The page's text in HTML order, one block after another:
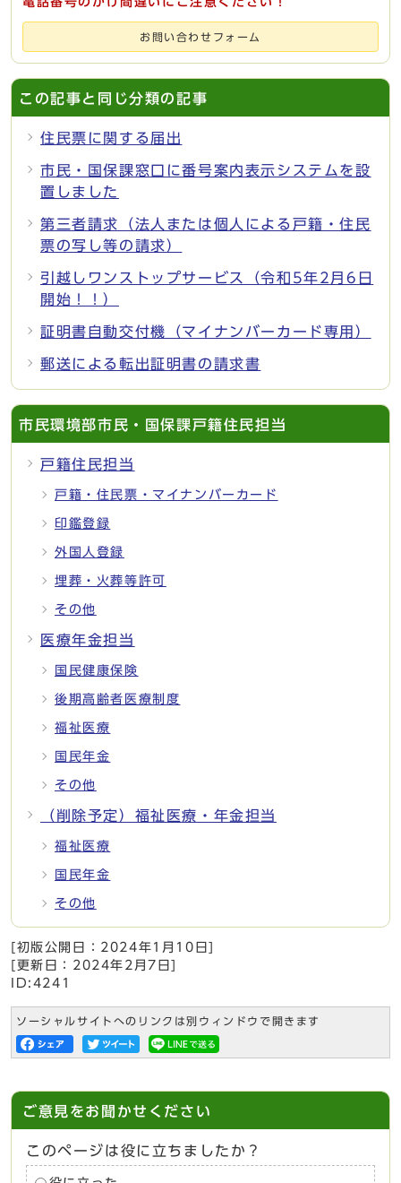
お問い合わせフォーム
この記事と同じ分類の記事
住民票に関する届出
市民・国保課窓口に番号案内表示システムを設
置しました
第三者請求（法人または個人による戸籍・住民
票の写し等の請求）
引越しワンストップサービス（令和5年2月6日
開始！！）
証明書自動交付機（マイナンバーカード専用）
郵送による転出証明書の請求書
市民環境部市民・国保課戸籍住民担当
戸籍住民担当
戸籍・住民票・マイナンバーカード
印鑑登録
外国人登録
埋葬・火葬等許可
その他
医療年金担当
国民健康保険
後期高齢者医療制度
福祉医療
国民年金
その他
（削除予定）福祉医療・年金担当
福祉医療
国民年金
その他
[初版公開日： 2024年1月10日
[更新日： 2024年2月7日
ID:4241
ソーシャルサイトへのリンクは別ウィンドウで開きます
ご意見をお聞かせください
このページは役に立ちましたか？